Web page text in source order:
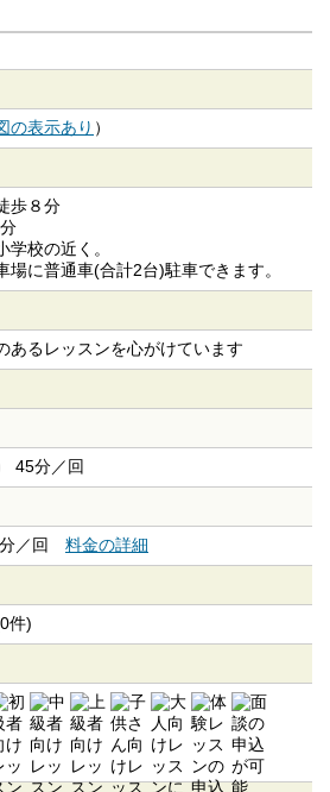
の表示あり ）
歩８分
校の近く。
場に普通車(合計2台)駐車できます。
あるレッスンを心がけています
45分／回
分／回 料金の詳細
件)